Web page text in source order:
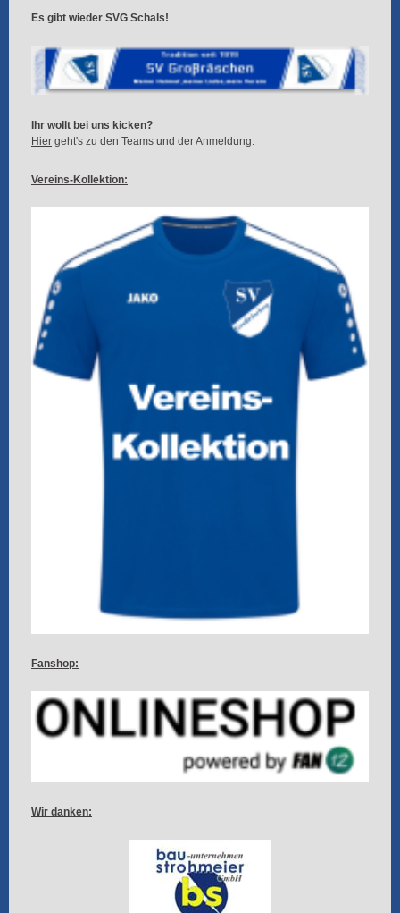
Es gibt wieder SVG Schals!
Ihr wollt bei uns kicken?
Hier geht's zu den Teams und der Anmeldung.
Vereins-Kollektion:
Fanshop:
Wir danken: